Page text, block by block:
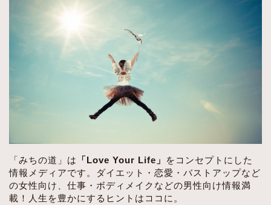
「みちの道」は 「Love Your Life」
をコンセプトにした
情報メディアです。ダイエット・恋愛・バストアップなど
の女性向け、仕事・ボディメイクなどの男性向け情報満
載！人生を豊かにするヒントはココに。